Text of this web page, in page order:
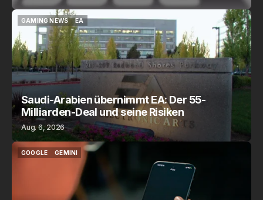
GAMING NEWS
GAMING NEWS
EA
EA
Saudi-Arabien übernimmt EA: Der 55-
Milliarden-Deal und seine Risiken
Aug. 6, 2026
GOOGLE
GEMINI